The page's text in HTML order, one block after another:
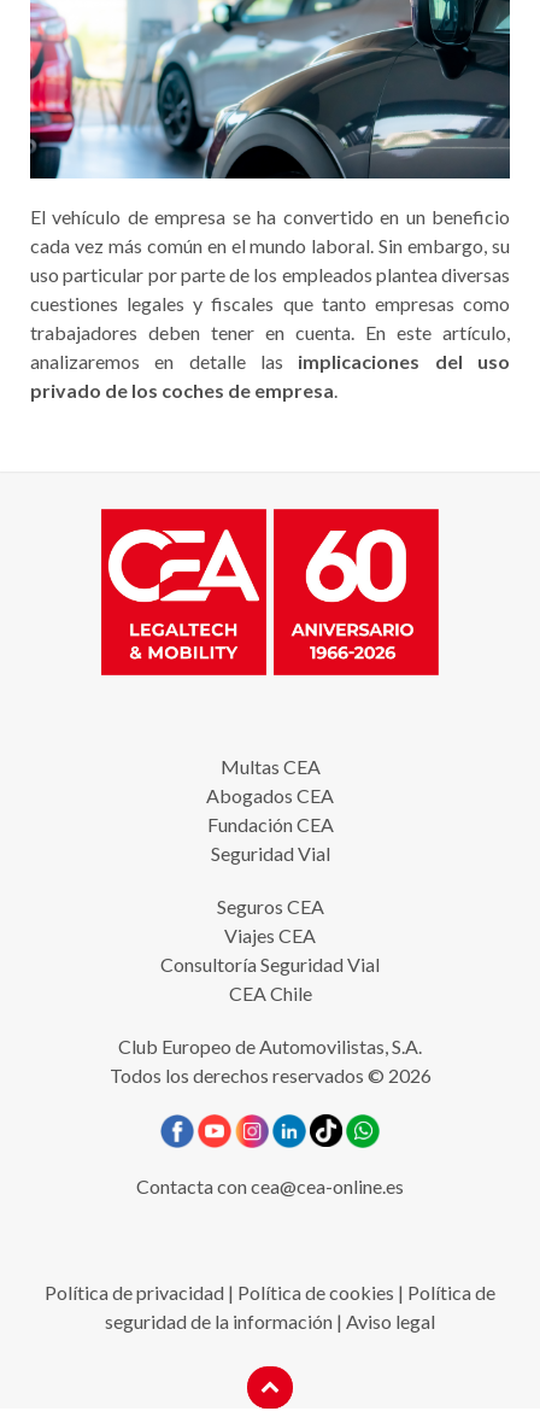
El vehículo de empresa se ha convertido en un beneficio
cada vez más común en el mundo laboral. Sin embargo, su
uso particular por parte de los empleados plantea diversas
cuestiones legales y fiscales que tanto empresas como
trabajadores deben tener en cuenta. En este artículo,
analizaremos en detalle las implicaciones del uso
privado de los coches de empresa.
Multas CEA
Abogados CEA
Fundación CEA
Seguridad Vial
Seguros CEA
Viajes CEA
Consultoría Seguridad Vial
CEA Chile
Club Europeo de Automovilistas, S.A.
Todos los derechos reservados © 2026
Contacta concea@cea-online.es
Política de privacidad | Política de cookies | Política de
seguridad de la información | Aviso legal